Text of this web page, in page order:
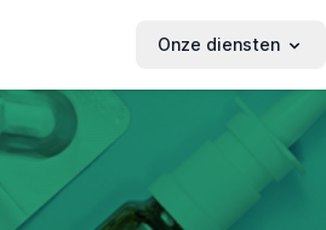
Onze diensten